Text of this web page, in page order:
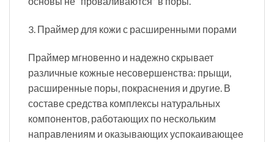
3. Праймер для кожи с расширенными порами
Праймер мгновенно и надежно скрывает
различные кожные несовершенства: прыщи,
расширенные поры, покраснения и другие. В
составе средства комплексы натуральных
компонентов, работающих по нескольким
направлениям и оказывающих успокаивающее